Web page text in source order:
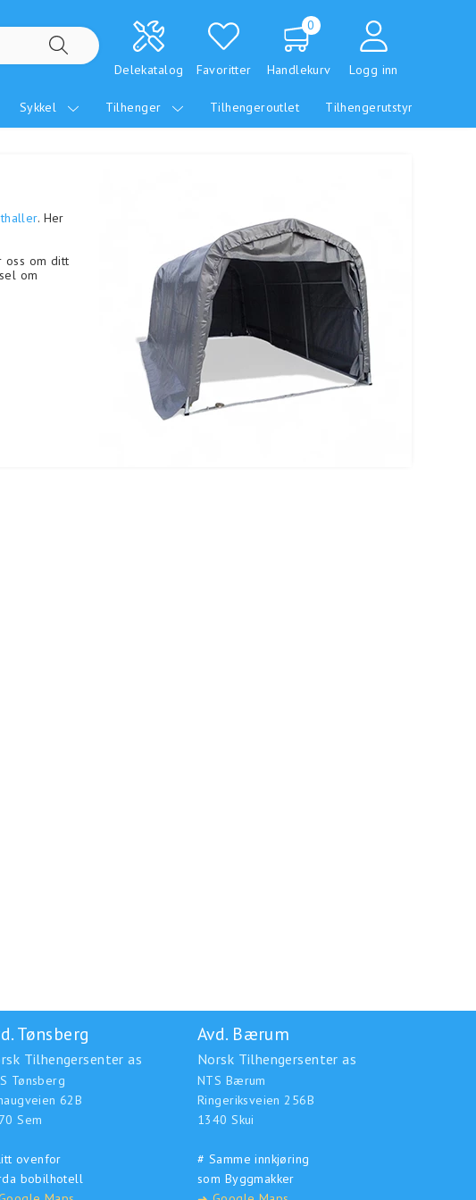
Delekatalog Favoritter
0
Handlekurv Logg inn
Sykkel Tilhenger Tilhengeroutlet Tilhengerutstyr
. Her
oss om ditt
om
Tønsberg
Tilhengersenter as
Tønsberg
62B
Sem
ovenfor
bobilhotell
Avd. Bærum
Norsk Tilhengersenter as
NTS Bærum
Ringeriksveien 256B
1340 Skui
# Samme innkjøring
som Byggmakker